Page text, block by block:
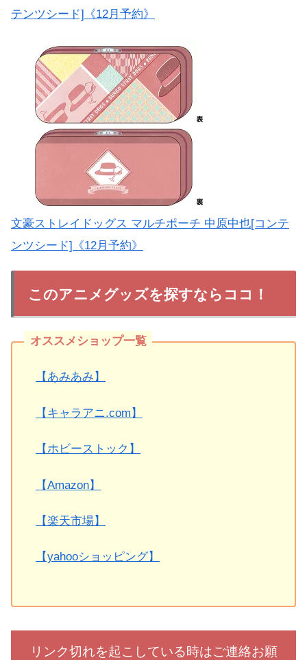
テンツシード]《12月予約》
文豪ストレイドッグス マルチポーチ 中原中也[コンテ
ンツシード]《12月予約》
このアニメグッズを探すならココ！
【あみあみ】
【キャラアニ.com】
【ホビーストック】
【Amazon】
【楽天市場】
【yahooショッピング】
リンク切れを起こしている時はご連絡お願